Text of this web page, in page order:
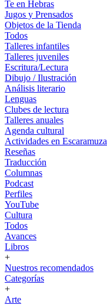
Te en Hebras
Jugos y Prensados
Objetos de la Tienda
Todos
Talleres infantiles
Talleres juveniles
Escritura/Lectura
Dibujo / Ilustración
Análisis literario
Lenguas
Clubes de lectura
Talleres anuales
Agenda cultural
Actividades en Escaramuza
Reseñas
Traducción
Columnas
Podcast
Perfiles
YouTube
Cultura
Todos
Avances
Libros
+
Nuestros recomendados
Categorías
+
Arte